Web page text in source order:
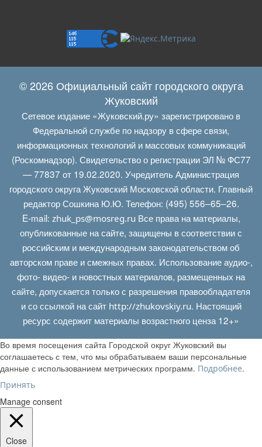
© 2026 Официальный сайт городского округа
Жуковский
Сетевое издание «Жуковский.ру» зарегистрировано в
Федеральной службе по надзору в сфере связи,
информационных технологий и массовых коммуникаций
(Роскомнадзор). Свидетельство о регистрации ЭЛ № ФС77
— 77837 от 19.02.2020. Учредитель Администрация
городского округа Жуковский Московской области. Главный
редактор Сошкина Ю.Ю. Телефон: (495) 556–65–26.
E‑mail: zhuk_ps@mosreg.ruВсе права на материалы,
опубликованные на сайте, защищены в соответствии с
российским и международным законодательством об
авторском праве и смежных правах. Использование аудио-,
фото- видео- и новостных материалов, размещенных на
сайте, допускается только с разрешения правообладателя
и со ссылкой на сайт http://zhukovskiy.ru. Настоящий
ресурс содержит материалы возрастного ценза 12+»
Во время посещения сайта Городской округ Жуковский вы
соглашаетесь с тем, что мы обрабатываем ваши персональные
данные с использованием метрических программ. Подробнее.
Принять
Manage consent
Close